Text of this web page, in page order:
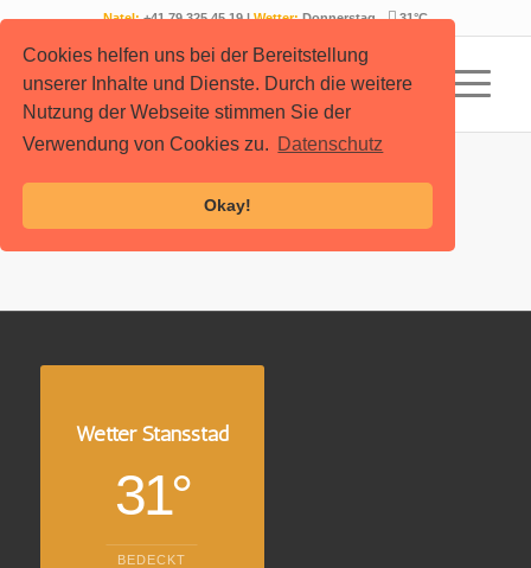
Cookies helfen uns bei der Bereitstellung
unserer Inhalte und Dienste. Durch die weitere
Nutzung der Webseite stimmen Sie der
Verwendung von Cookies zu. Datenschutz
Okay!
Natel:+41 79 325 45 19 |Wetter: Donnerstag 31°C
Wetter Stansstad
31°
BEDECKT